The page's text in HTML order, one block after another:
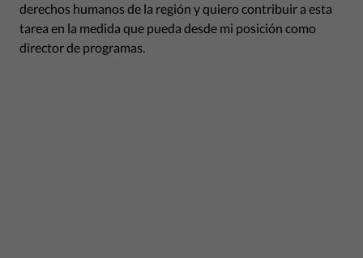
derechos humanos de la región y quiero contribuir a esta
tarea en la medida que pueda desde mi posición como
director de programas.